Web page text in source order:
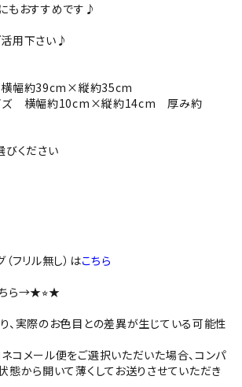
もおすすめです♪
用下さい♪
幅約39cm×縦約35cm
ズ 横幅約10cm×縦約14cm 厚み約
びください
フリル無し）はこちら
ら→★⭐︎★
、実際のお色目との差異が生じている可能性
コメール便をご選択いただいた場合、コンパ
態から開いて薄くしてお送りさせていただき